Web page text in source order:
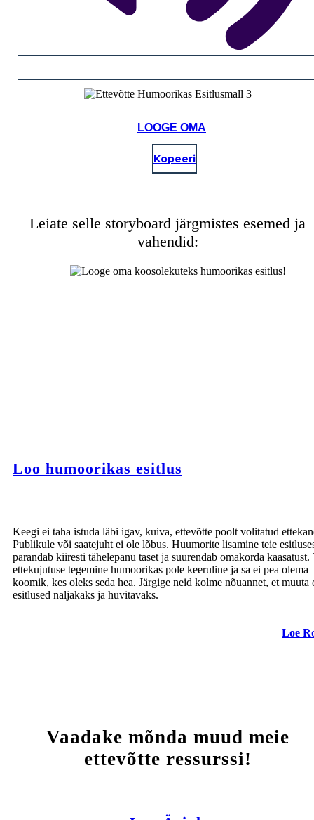
LOOGE OMA
Kopeeri
Leiate selle storyboard järgmistes esemed ja
vahendid:
Loo humoorikas esitlus
Keegi ei taha istuda läbi igav, kuiva, ettevõtte poolt volitatud
Publikule või saatejuht ei ole lõbus. Huumorite lisamine teie
parandab kiiresti tähelepanu taset ja suurendab omakorda kaasatust.
ettekujutuse tegemine humoorikas pole keeruline ja sa ei pea olema
koomik, kes oleks seda hea. Järgige neid kolme nõuannet, et muuta
esitlused naljakaks ja huvitavaks.
Loe
Vaadake mõnda muud meie
ettevõtte ressurssi!